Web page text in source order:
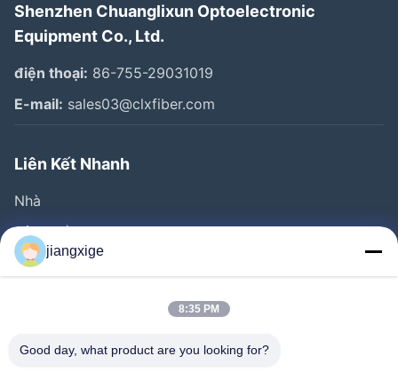
Shenzhen Chuanglixun Optoelectronic
Equipment Co., Ltd.
điện thoại: 86-755-29031019
E-mail: sales03@clxfiber.com
Liên Kết Nhanh
Nhà
Sản Phẩm
Về Chúng Tôi
Liên Hệ Với Chúng Tôi
jiangxige
8:35 PM
Good day, what product are you looking for?